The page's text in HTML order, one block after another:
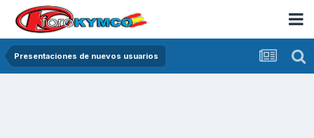
Presentaciones de nuevos usuarios